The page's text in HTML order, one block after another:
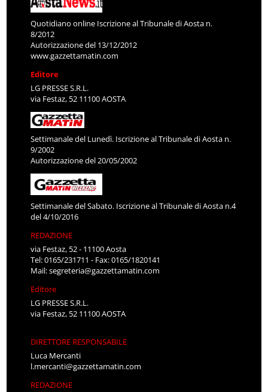
Quotidiano online Iscrizione al Tribunale di Aosta n.
8/2012
Autorizzazione del 13/12/2012
www.gazzettamatin.com
Editore
LG PRESSE S.R.L.
via Festaz, 52 11100 AOSTA
Settimanale del Lunedì. Iscrizione al Tribunale di Aosta n.
9/2002
Autorizzazione del 20/05/2002
Settimanale del Sabato. Iscrizione al Tribunale di Aosta n.4
del 4/10/2016
REDAZIONE
via Festaz, 52 - 11100 Aosta
Tel: 0165/231711 - Fax: 0165/1820141
Mail:segreteria@gazzettamatin.com
Editore
LG PRESSE S.R.L.
via Festaz, 52 11100 AOSTA
DIRETTORE RESPONSABILE
Luca Mercanti
l.mercanti@gazzettamatin.com
REDAZIONE